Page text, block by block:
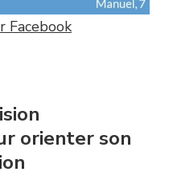
Facebook
orienter son